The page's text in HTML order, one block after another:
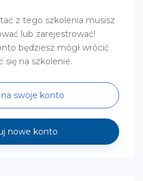
z tego szkolenia musisz
lub zarejestrować!
będziesz mógł wrócić
się na szkolenie.
swoje konto
nowe konto